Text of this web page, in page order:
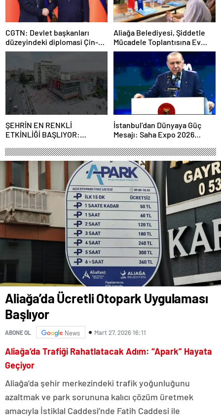
CGTN: Devlet başkanları
düzeyindeki diplomasi Çin-
Rusya arasındaki büyüyen
ortaklığı güçlendiriyor
Aliağa Belediyesi, Şiddetle
Mücadele Toplantısına Ev
Sahipliği Yaptı
ŞEHRİN EN RENKLİ
ETKİNLİĞİ BAŞLIYOR:
FESTİVALİ” HEYECANI
GAZİOSMANPAŞA’DA
YAŞANACAK
İstanbul’dan Dünyaya Güç
Mesajı: Saha Expo 2026
Aliağa’da Ücretli Otopark Uygulaması
Başlıyor
ABONE OL News Mart 27, 2026 16:11
Aliağa’da Trafiği Rahatlatacak Adım: “Apark” Hayata
Geçiyor
Aliağa’da şehir merkezindeki trafik yoğunluğunu
azaltmak ve park sorununa kalıcı çözüm üretmek
amacıyla İstiklal Caddesi’nde Fatih Caddesi ile